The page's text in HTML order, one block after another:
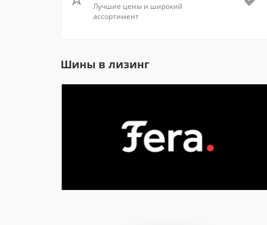
Лучшие цены и широкий
ассортимент
Шины в лизинг